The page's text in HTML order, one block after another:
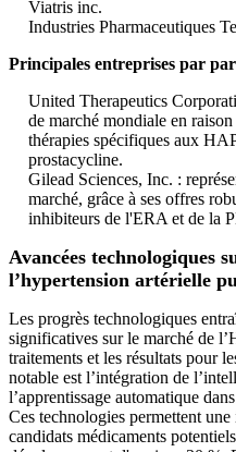
Viatris inc.
Industries Pharmaceutiques
Principales entreprises par
United Therapeutics
de marché mondiale en
thérapies spécifiques aux
prostacycline.
Gilead Sciences, Inc. :
marché, grâce à ses offres
inhibiteurs de l'ERA et de la
Avancées technologiques
l’hypertension artérielle
Les progrès technologiques
significatives sur le marché de
traitements et les résultats pour
notable est l’intégration de
l’apprentissage automatique
Ces technologies permettent
candidats médicaments